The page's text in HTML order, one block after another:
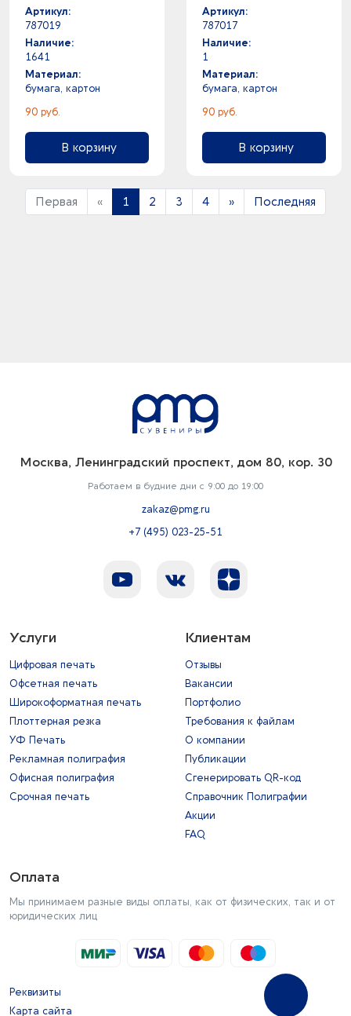
Артикул:
787019
Наличие:
1641
Материал:
бумага, картон
90 руб.
В корзину
Артикул:
787017
Наличие:
1
Материал:
бумага, картон
90 руб.
В корзину
Первая « 1 2 3 4 » Последняя
Москва, Ленинградский проспект, дом 80, кор. 30
Работаем в будние дни с 9:00 до 19:00
zakaz@pmg.ru
+7 (495) 023-25-51
Услуги
Цифровая печать
Офсетная печать
Широкоформатная печать
Плоттерная резка
УФ Печать
Рекламная полиграфия
Офисная полиграфия
Срочная печать
Клиентам
Отзывы
Вакансии
Портфолио
Требования к файлам
О компании
Публикации
Сгенерировать QR-код
Справочник Полиграфии
Акции
FAQ
Оплата
Мы принимаем разные виды оплаты, как от физических, так и от
юридических лиц
Реквизиты
Карта сайта